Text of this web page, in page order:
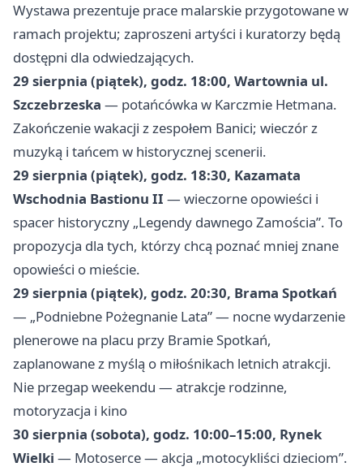
Wystawa prezentuje prace malarskie przygotowane w
ramach projektu; zaproszeni artyści i kuratorzy będą
dostępni dla odwiedzających.
29 sierpnia (piątek), godz. 18:00, Wartownia ul.
Szczebrzeska — potańcówka w Karczmie Hetmana.
Zakończenie wakacji z zespołem Banici; wieczór z
muzyką i tańcem w historycznej scenerii.
29 sierpnia (piątek), godz. 18:30, Kazamata
Wschodnia Bastionu II — wieczorne opowieści i
spacer historyczny „Legendy dawnego Zamościa”. To
propozycja dla tych, którzy chcą poznać mniej znane
opowieści o mieście.
29 sierpnia (piątek), godz. 20:30, Brama Spotkań
— „Podniebne Pożegnanie Lata” — nocne wydarzenie
plenerowe na placu przy Bramie Spotkań,
zaplanowane z myślą o miłośnikach letnich atrakcji.
Nie przegap weekendu — atrakcje rodzinne,
motoryzacja i kino
30 sierpnia (sobota), godz. 10:00–15:00, Rynek
Wielki — Motoserce — akcja „motocykliści dzieciom”.